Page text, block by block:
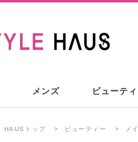
メンズ ビューテ
HAUSトップ ビューティー メ